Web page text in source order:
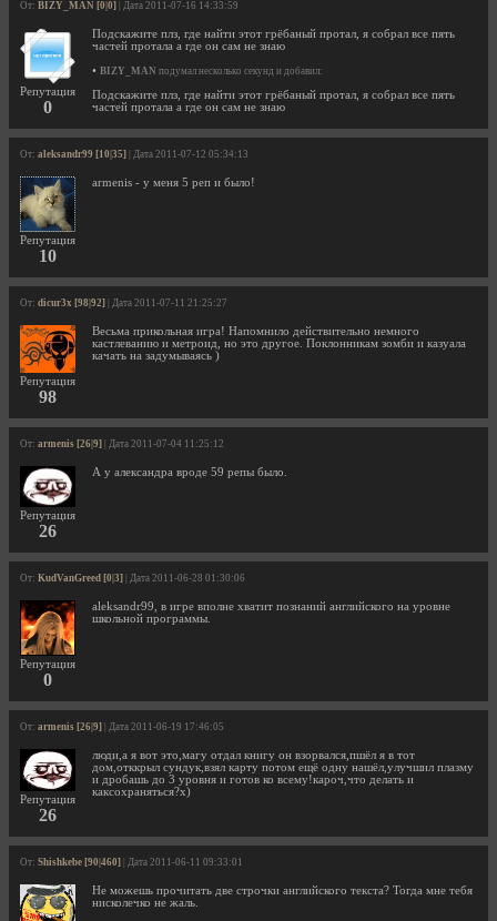
От: BIZY_MAN [0|0] | Дата 2011-07-16 14:33:59
Репутация
0
Подскажите плз, где найти этот грёбаный протал, я собрал все пять
частей протала а где он сам не знаю
• BIZY_MAN подумал несколько секунд и добавил:
Подскажите плз, где найти этот грёбаный протал, я собрал все пять
частей протала а где он сам не знаю
От: aleksandr99 [10|35] | Дата 2011-07-12 05:34:13
Репутация
10
armenis - у меня 5 реп и было!
От: dicur3x [98|92] | Дата 2011-07-11 21:25:27
Репутация
98
Весьма прикольная игра! Напомнило действительно немного
кастлеванию и метроид, но это другое. Поклонникам зомби и казуала
качать на задумываясь )
От: armenis [26|9] | Дата 2011-07-04 11:25:12
Репутация
26
А у александра вроде 59 репы было.
От: KudVanGreed [0|3] | Дата 2011-06-28 01:30:06
Репутация
0
aleksandr99, в игре вполне хватит познаний английского на уровне
школьной программы.
От: armenis [26|9] | Дата 2011-06-19 17:46:05
Репутация
26
люди,а я вот это,магу отдал книгу он взорвался,пшёл я в тот
дом,отккрыл сундук,взял карту потом ещё одну нашёл,улучшил плазму
и дробашь до 3 уровня и готов ко всему!кароч,что делать и
каксохраняться?х)
От: Shishkebe [90|460] | Дата 2011-06-11 09:33:01
Не можешь прочитать две строчки английского текста? Тогда мне тебя
нисколечко не жаль.